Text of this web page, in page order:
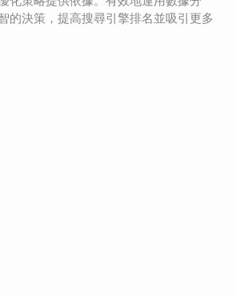
的決策，提高搜尋引擎排名並吸引更多